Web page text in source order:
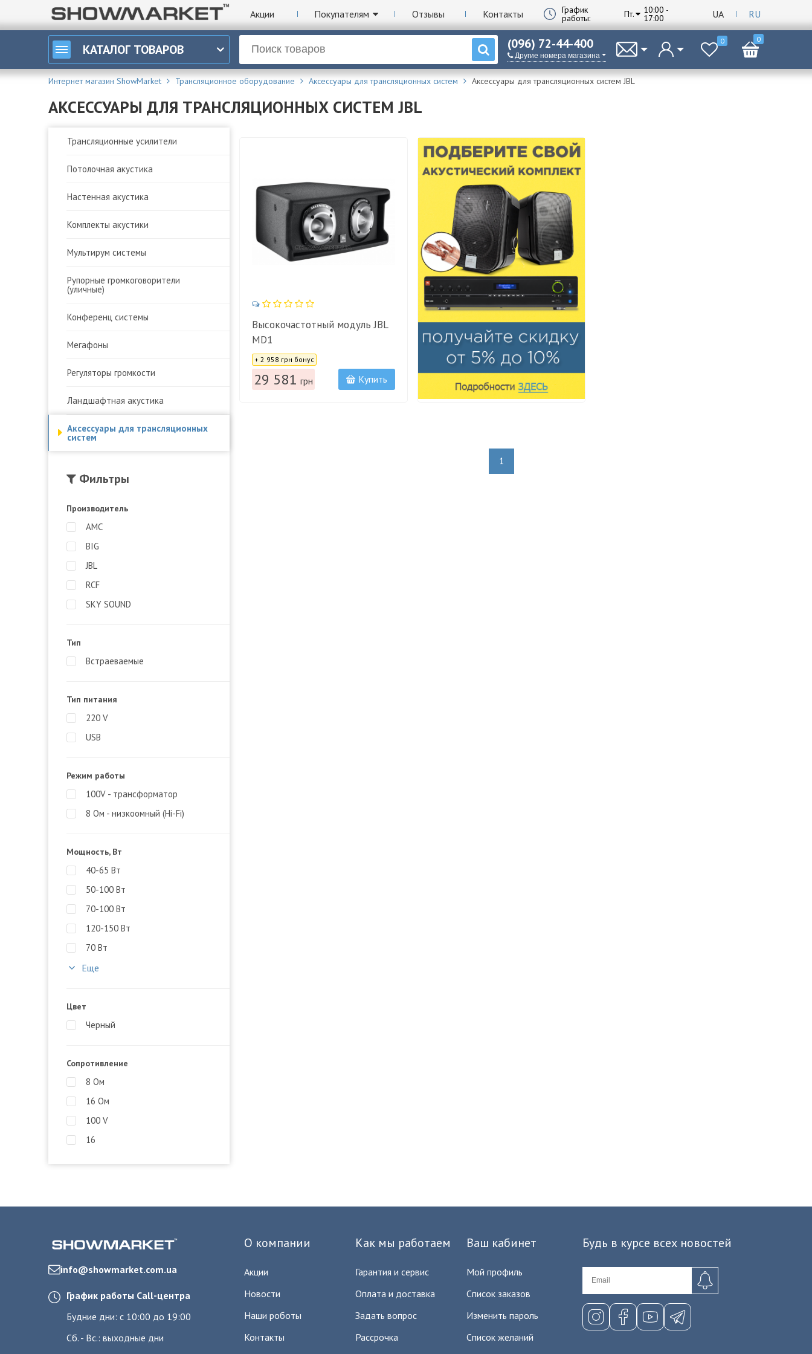
Акции Покупателям Отзывы Контакты График
работы: Пт. 10:00 -
17:00 UA RU
КАТАЛОГ ТОВАРОВ (096) 72-44-400
Другие номера магазина
0 0
Интернет магазин ShowMarket Трансляционное оборудование Аксессуары для трансляционных систем Аксессуары для трансляционных систем JBL
АКСЕССУАРЫ ДЛЯ ТРАНСЛЯЦИОННЫХ СИСТЕМ JBL
Трансляционные усилители
Потолочная акустика
Настенная акустика
Комплекты акустики
Мультирум системы
Рупорные громкоговорители
(уличные)
Конференц системы
Мегафоны
Регуляторы громкости
Ландшафтная акустика
Аксессуары для трансляционных
систем
Фильтры
Производитель
AMC
BIG
JBL
RCF
SKY SOUND
Тип
Встраеваемые
Тип питания
220 V
USB
Режим работы
100V - трансформатор
8 Ом - низкоомный (Hi-Fi)
Мощность, Вт
40-65 Вт
50-100 Вт
70-100 Вт
120-150 Вт
70 Вт
Еще
Цвет
Черный
Сопротивление
8 Ом
16 Ом
100 V
16
Высокочастотный модуль JBL
MD1
Цена:
+ 2 958 грн бонус
29 581 грн Купить
1
info@showmarket.com.ua
График работы Call-центра
Будние дни: с 10:00 до 19:00
Сб. - Вс.: выходные дни
О компании
Акции
Новости
Наши роботы
Контакты
Как мы работаем
Гарантия и сервис
Оплата и доставка
Задать вопрос
Рассрочка
Ваш кабинет
Мой профиль
Список заказов
Изменить пароль
Список желаний
Будь в курсе всех новостей